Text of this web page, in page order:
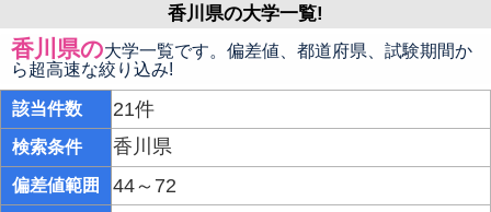
香川県の大学一覧!
香川県の大学一覧です。偏差値、都道府県、試験期間か
ら超高速な絞り込み!
該当件数 21件
検索条件 香川県
偏差値範囲 44～72